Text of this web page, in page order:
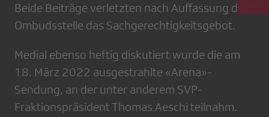
Beide Beiträge verletzten nach Auffassung der
Ombudsstelle das Sachgerechtigkeitsgebot.
Medial ebenso heftig diskutiert wurde die am
18. März 2022 ausgestrahlte «Arena»-
Sendung, an der unter anderem SVP-
Fraktionspräsident Thomas Aeschi teilnahm.